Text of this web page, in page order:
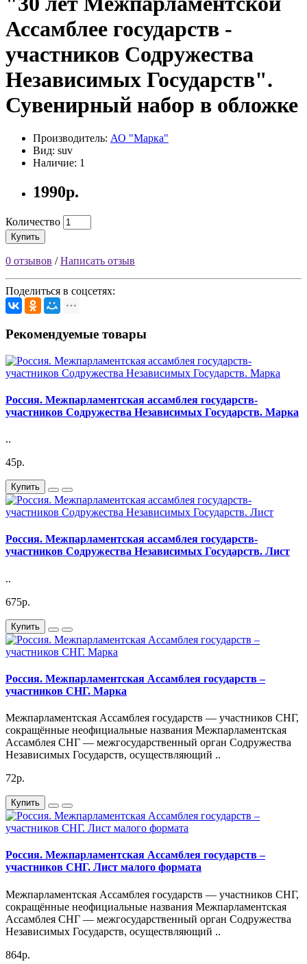
Ассамблее государств -
участников Содружества
Независимых Государств".
Сувенирный набор в обложке
Производитель: АО "Марка"
Вид: suv
Наличие: 1
1990р.
Количество
Купить
0 отзывов /Написать отзыв
Поделиться в соцсетях:
Рекомендуемые товары
Россия. Межпарламентская ассамблея государств-
участников Содружества Независимых Государств. Марка
..
45р.
Купить
Россия. Межпарламентская ассамблея государств-
участников Содружества Независимых Государств. Лист
..
675р.
Купить
Россия. Межпарламентская Ассамблея государств –
участников СНГ. Марка
Межпарламентская Ассамблея государств — участников СНГ,
сокращённые неофициальные названия Межпарламентская
Ассамблея СНГ — межгосударственный орган Содружества
Независимых Государств, осуществляющий ..
72р.
Купить
Россия. Межпарламентская Ассамблея государств –
участников СНГ. Лист малого формата
Межпарламентская Ассамблея государств — участников СНГ,
сокращённые неофициальные названия Межпарламентская
Ассамблея СНГ — межгосударственный орган Содружества
Независимых Государств, осуществляющий ..
864р.